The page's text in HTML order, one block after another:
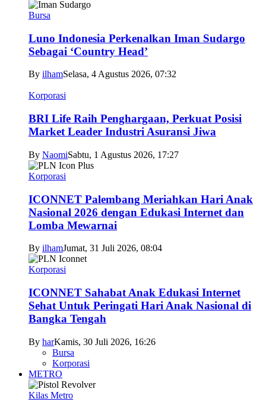
Bursa
Luno Indonesia Perkenalkan Iman Sudargo
Sebagai ‘Country Head’
By ilhamSelasa, 4 Agustus 2026, 07:32
Korporasi
BRI Life Raih Penghargaan, Perkuat Posisi
Market Leader Industri Asuransi Jiwa
By NaomiSabtu, 1 Agustus 2026, 17:27
Korporasi
ICONNET Palembang Meriahkan Hari Anak
Nasional 2026 dengan Edukasi Internet dan
Lomba Mewarnai
By ilhamJumat, 31 Juli 2026, 08:04
Korporasi
ICONNET Sahabat Anak Edukasi Internet
Sehat Untuk Peringati Hari Anak Nasional di
Bangka Tengah
By harKamis, 30 Juli 2026, 16:26
Bursa
Korporasi
METRO
Kilas Metro